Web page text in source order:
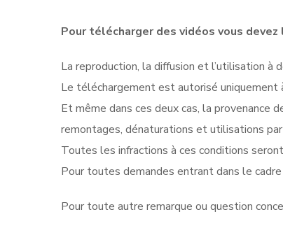
Pour télécharger des vidéos vous
La reproduction, la diffusion et l’utilisation
Le téléchargement est autorisé uniquement
Et même dans ces deux cas, la provenance
remontages, dénaturations et utilisations
Toutes les infractions à ces conditions
Pour toutes demandes entrant dans le
Pour toute autre remarque ou question